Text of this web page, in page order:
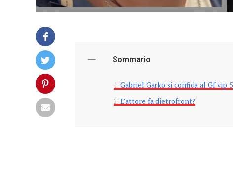
Sommario
Gabriel Garko si confida al Gf vip 5
L’attore fa dietrofront?